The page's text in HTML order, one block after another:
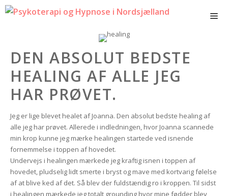
Hop
DEN ABSOLUT BEDSTE
HEALING AF ALLE JEG
HAR PRØVET.
Jeg er lige blevet healet af Joanna. Den absolut bedste healing af
alle jeg har prøvet. Allerede i indledningen, hvor Joanna scannede
min krop kunne jeg mærke healingen startede ved isnende
fornemmelse i toppen af hovedet.
Undervejs i healingen mærkede jeg kraftig isnen i toppen af
hovedet, pludselig lidt smerte i bryst og mave med kortvarig følelse
af at blive ked af det. Så blev der fuldstændig ro i kroppen. Til sidst
i healingen mærkede jeg totalt grounding hvor mine fødder blev